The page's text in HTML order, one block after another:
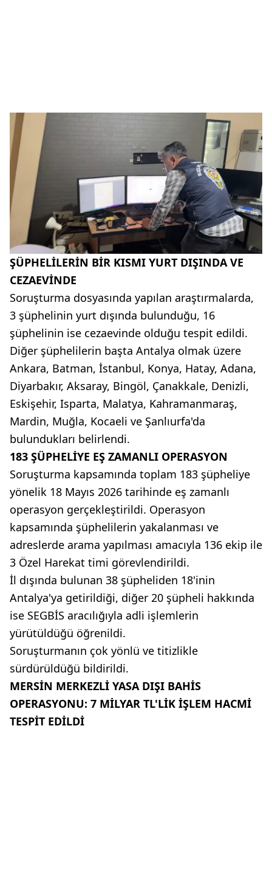
ŞÜPHELİLERİN BİR KISMI YURT DIŞINDA VE
CEZAEVİNDE
Soruşturma dosyasında yapılan araştırmalarda,
3 şüphelinin yurt dışında bulunduğu, 16
şüphelinin ise cezaevinde olduğu tespit edildi.
Diğer şüphelilerin başta Antalya olmak üzere
Ankara, Batman, İstanbul, Konya, Hatay, Adana,
Diyarbakır, Aksaray, Bingöl, Çanakkale, Denizli,
Eskişehir, Isparta, Malatya, Kahramanmaraş,
Mardin, Muğla, Kocaeli ve Şanlıurfa'da
bulundukları belirlendi.
183 ŞÜPHELİYE EŞ ZAMANLI OPERASYON
Soruşturma kapsamında toplam 183 şüpheliye
yönelik 18 Mayıs 2026 tarihinde eş zamanlı
operasyon gerçekleştirildi. Operasyon
kapsamında şüphelilerin yakalanması ve
adreslerde arama yapılması amacıyla 136 ekip ile
3 Özel Harekat timi görevlendirildi.
İl dışında bulunan 38 şüpheliden 18'inin
Antalya'ya getirildiği, diğer 20 şüpheli hakkında
ise SEGBİS aracılığıyla adli işlemlerin
yürütüldüğü öğrenildi.
Soruşturmanın çok yönlü ve titizlikle
sürdürüldüğü bildirildi.
MERSİN MERKEZLİ YASA DIŞI BAHİS
OPERASYONU: 7 MİLYAR TL'LİK İŞLEM HACMİ
TESPİT EDİLDİ